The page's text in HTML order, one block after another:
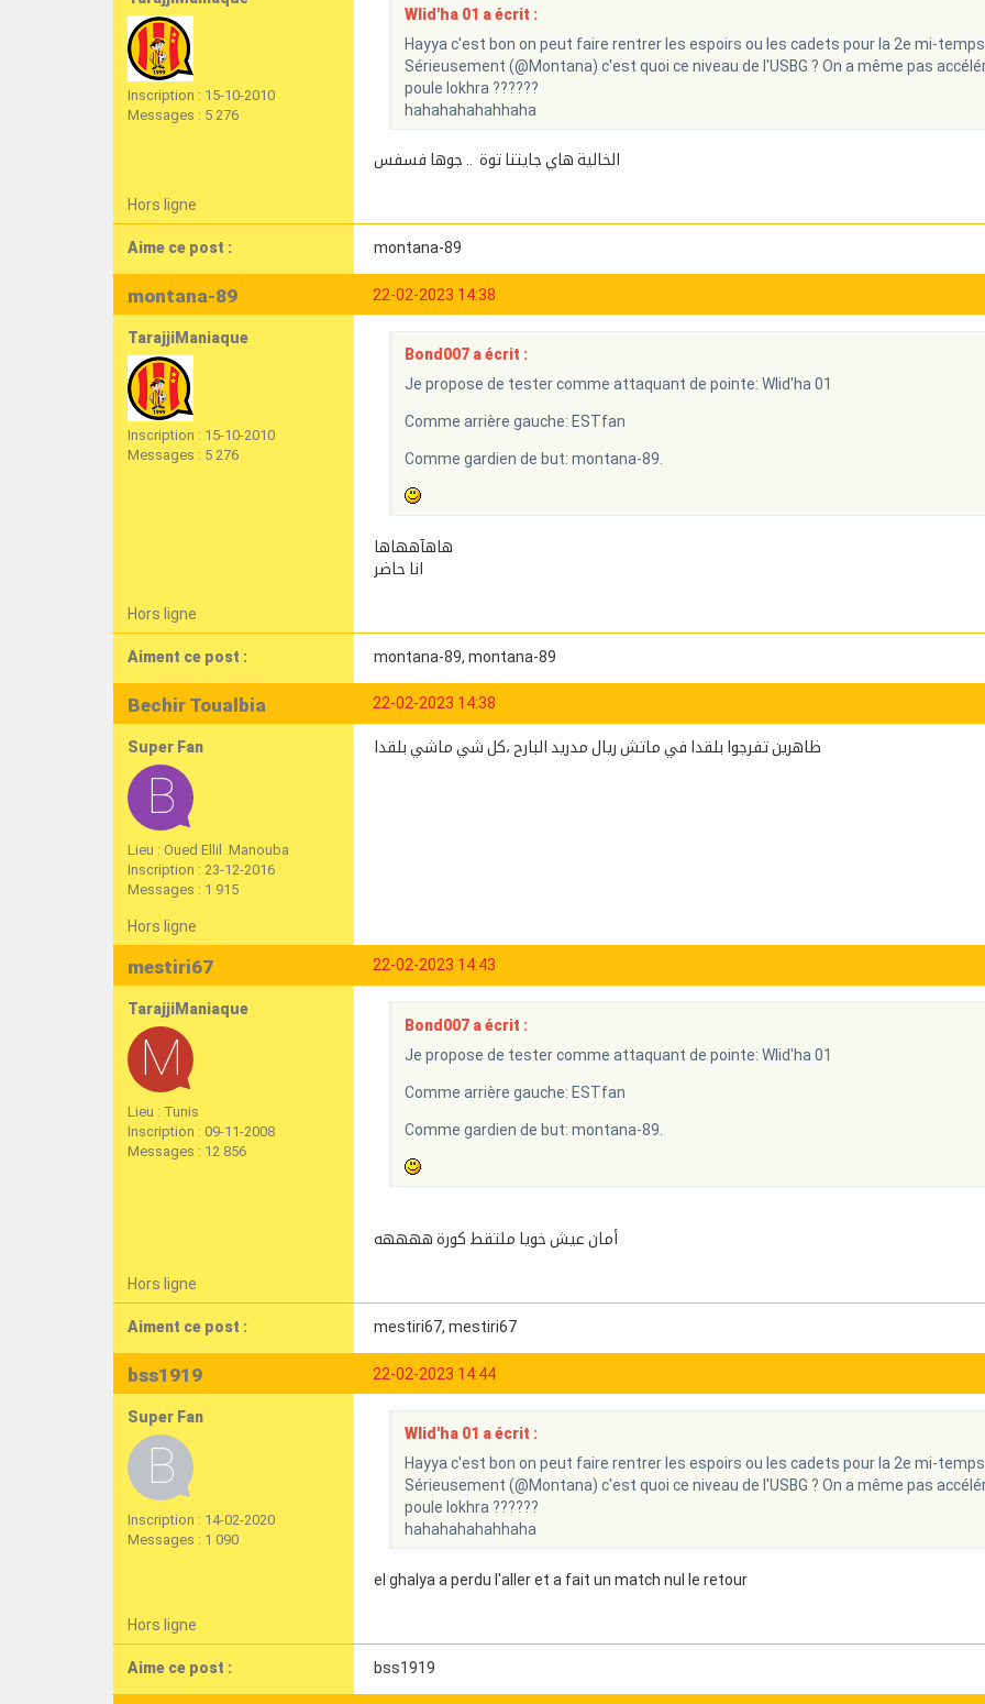
Inscription : 15-10-2010
Messages : 5 276
Wlid'ha 01 a écrit :
Hayya c'est bon on peut faire rentrer les espoirs ou les cadets pour la 2e mi-temps
Sérieusement (@Montana) c'est quoi ce niveau de l'USBG ? On a même pas
poule lokhra ??????
hahahahahahhaha
الخالية هاي جايتنا توة .. جوها فسفس
Hors ligne
Aime ce post : montana-89
22-02-2023 14:38
montana-89
TarajjiManiaque
Inscription : 15-10-2010
Messages : 5 276
Bond007 a écrit :
Je propose de tester comme attaquant de pointe: Wlid'ha 01
Comme arrière gauche: ESTfan
Comme gardien de but: montana-89.
هاهآههاها
انا حاضر
Hors ligne
Aiment ce post : montana-89, montana-89
22-02-2023 14:38
Bechir Toualbia
Super Fan
Lieu : Oued Ellil .Manouba
Inscription : 23-12-2016
Messages : 1 915
ظاهرين تفرجوا بلقدا في ماتش ريال مدريد البارح ،كل شي ماشي بلقدا
Hors ligne
22-02-2023 14:43
mestiri67
TarajjiManiaque
Lieu : Tunis
Inscription : 09-11-2008
Messages : 12 856
Bond007 a écrit :
Je propose de tester comme attaquant de pointe: Wlid'ha 01
Comme arrière gauche: ESTfan
Comme gardien de but: montana-89.
أمان عيش خويا ملتقط كورة ههههه
Hors ligne
Aiment ce post : mestiri67, mestiri67
22-02-2023 14:44
bss1919
Super Fan
Inscription : 14-02-2020
Messages : 1 090
Wlid'ha 01 a écrit :
Hayya c'est bon on peut faire rentrer les espoirs ou les cadets pour la 2e mi-temps
Sérieusement (@Montana) c'est quoi ce niveau de l'USBG ? On a même pas
poule lokhra ??????
hahahahahahhaha
el ghalya a perdu l'aller et a fait un match nul le retour
Hors ligne
Aime ce post : bss1919